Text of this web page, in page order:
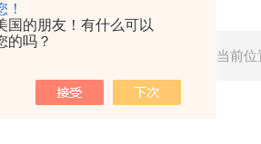
！
国的朋友！有什么可以
的吗？
当前位